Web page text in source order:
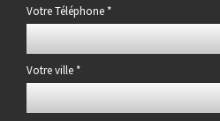
Votre Téléphone *
Votre ville *